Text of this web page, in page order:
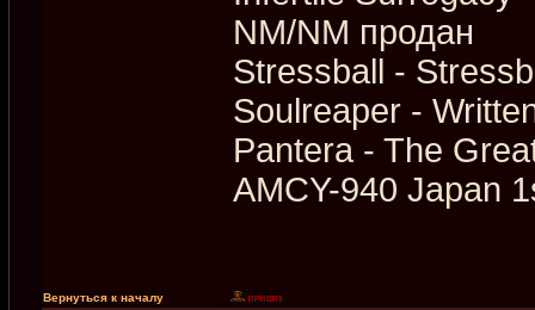
NM/NM продан
Stressball -
Soulreaper -
Pantera - The
AMCY-940 Japan
Вернуться к началу